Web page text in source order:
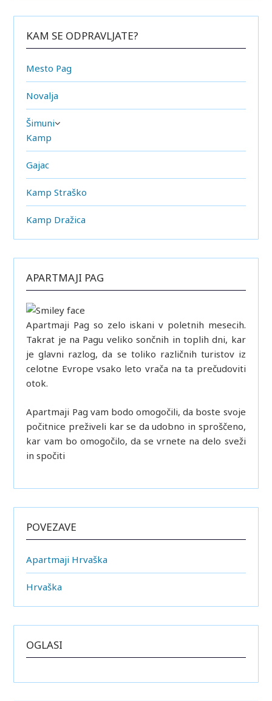
KAM SE ODPRAVLJATE?
Mesto Pag
Novalja
Šimuni
Kamp
Gajac
Kamp Straško
Kamp Dražica
APARTMAJI PAG
Apartmaji Pag so zelo iskani v poletnih mesecih.
Takrat je na Pagu veliko sončnih in toplih dni, kar
je glavni razlog, da se toliko različnih turistov iz
celotne Evrope vsako leto vrača na ta prečudoviti
otok.
Apartmaji Pag vam bodo omogočili, da boste svoje
počitnice preživeli kar se da udobno in sproščeno,
kar vam bo omogočilo, da se vrnete na delo sveži
in spočiti
POVEZAVE
Apartmaji Hrvaška
Hrvaška
OGLASI